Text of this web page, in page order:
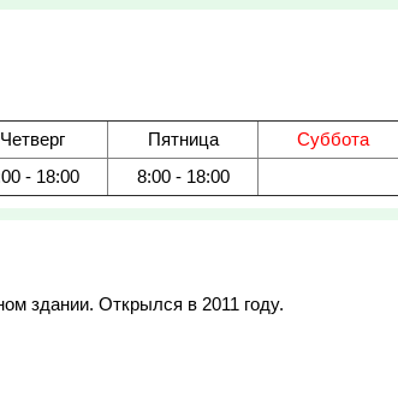
Четверг Пятница Суббота
- 18:00 8:00 - 18:00
здании. Открылся в 2011 году.